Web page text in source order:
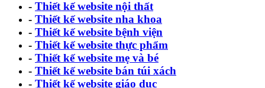
- Thiết kế website nội thất
- Thiết kế website nha khoa
- Thiết kế website bệnh viện
- Thiết kế website thực phẩm
- Thiết kế website mẹ và bé
- Thiết kế website bán túi xách
- Thiết kế website giáo dục